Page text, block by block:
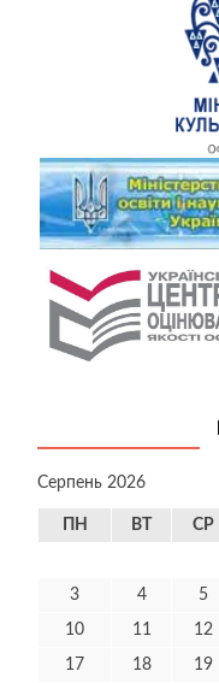
Серпень 2026
ПН ВТ СР
3 4 5
10 11 12
17 18 19